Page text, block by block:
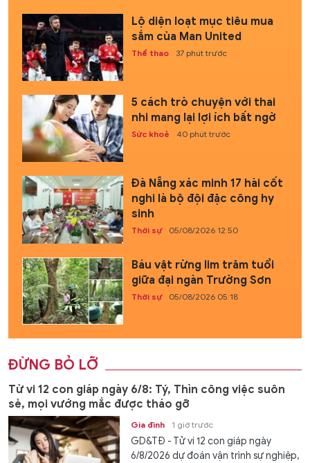
Lộ diện loạt mục tiêu mua
sắm của Man United
Thể thao 37 phút trước
5 cách trò chuyện với thai
nhi mang lại lợi ích bất ngờ
Sức khoẻ 40 phút trước
Đà Nẵng xác minh 17 hài cốt
nghi là bộ đội đặc công hy
sinh
Thời sự 05/08/2026 12:50
Báu vật rừng lim trăm tuổi
giữa đại ngàn Trường Sơn
Thời sự 05/08/2026 05:18
ĐỪNG BỎ LỠ
Tử vi 12 con giáp ngày 6/8: Tý, Thìn công việc suôn
sẻ, mọi vướng mắc được tháo gỡ
Gia đình 1 giờ trước
GD&TĐ - Tử vi 12 con giáp ngày
6/8/2026 dự đoán vận trình sự nghiệp,